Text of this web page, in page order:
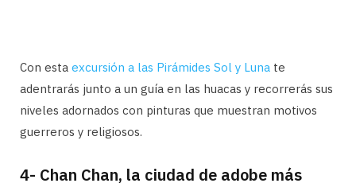
Con esta excursión a las Pirámides Sol y Luna te
adentrarás junto a un guía en las huacas y recorrerás sus
niveles adornados con pinturas que muestran motivos
guerreros y religiosos.
4- Chan Chan, la ciudad de adobe más